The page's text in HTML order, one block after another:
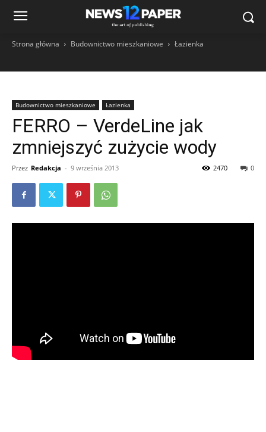
Strona główna Budownictwo mieszkaniowe Łazienka
Budownictwo mieszkaniowe Łazienka
FERRO – VerdeLine jak
zmniejszyć zużycie wody
Przez Redakcja - 9 września 2013 0
2470